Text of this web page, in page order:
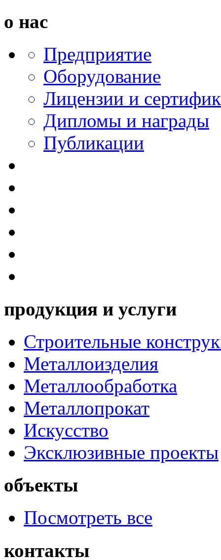
о нас
Предприятие
Оборудование
Лицензии и
Дипломы и награды
Публикации
продукция и услуги
Строительные
Металлоизделия
Металлообработка
Металлопрокат
Искусство
Эксклюзивные проекты
объекты
Посмотреть все
контакты